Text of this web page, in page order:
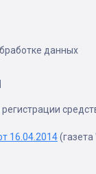
данных
16.04.2014